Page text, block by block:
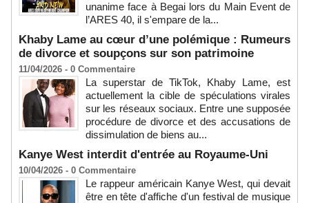
unanime face à Begai lors du Main Event de
l’ARES 40, il s'empare de la...
Khaby Lame au cœur d’une polémique : Rumeurs
de divorce et soupçons sur son patrimoine
11/04/2026 - 0 Commentaire
La superstar de TikTok, Khaby Lame, est
actuellement la cible de spéculations virales
sur les réseaux sociaux. Entre une supposée
procédure de divorce et des accusations de
dissimulation de biens au...
Kanye West interdit d'entrée au Royaume-Uni
10/04/2026 - 0 Commentaire
Le rappeur américain Kanye West, qui devait
être en tête d'affiche d'un festival de musique